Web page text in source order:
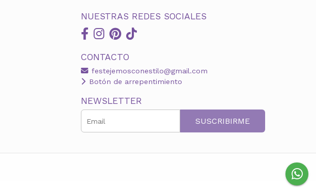
NUESTRAS REDES SOCIALES
CONTACTO
festejemosconestilo@gmail.com
Botón de arrepentimiento
NEWSLETTER
SUSCRIBIRME